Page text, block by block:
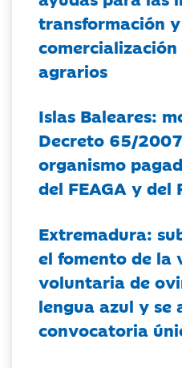
transformación y
agrarios
Islas Baleares:
Decreto 65/
organismo
del FEAGA y del
Extremadura:
el fomento de la
voluntaria de
lengua azul y se
convocatoria